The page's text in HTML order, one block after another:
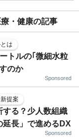
・健康の記事
は
トルの｢微細水粒
のか
Sponsored
提案
る？少人数組織
延長」で進めるDX
Sponsored